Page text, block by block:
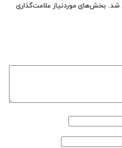
شد. بخش‌های موردنیاز علامت‌گذاری